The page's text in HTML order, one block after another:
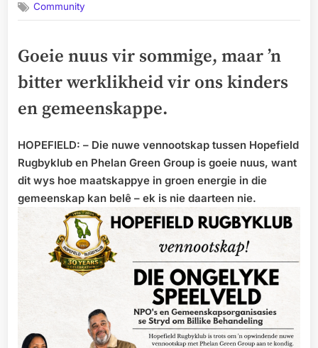
Community
Goeie nuus vir sommige, maar ’n
bitter werklikheid vir ons kinders
en gemeenskappe.
HOPEFIELD: – Die nuwe vennootskap tussen Hopefield
Rugbyklub en Phelan Green Group is goeie nuus, want
dit wys hoe maatskappye in groen energie in die
gemeenskap kan belê – ek is nie daarteen nie.